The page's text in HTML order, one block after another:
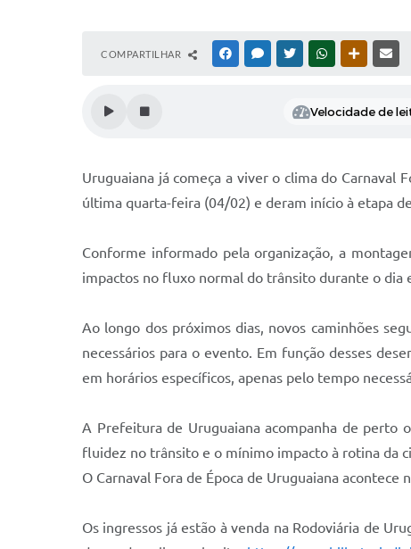
COMPARTILHAR FACEBOOKMESSENGER
TWITTERWHATSAPPOUTRAS
Velocidade de
Uruguaiana já começa a viver o clima do Carnaval
última quarta-feira (04/02) e deram início à etapa
Conforme informado pela organização, a
impactos no fluxo normal do trânsito durante o dia
Ao longo dos próximos dias, novos caminhões
necessários para o evento. Em função desses
em horários específicos, apenas pelo tempo
A Prefeitura de Uruguaiana acompanha de perto
fluidez no trânsito e o mínimo impacto à rotina da
O Carnaval Fora de Época de Uruguaiana
Os ingressos já estão à venda na Rodoviária de